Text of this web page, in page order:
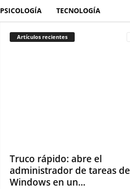
PSICOLOGÍA TECNOLOGÍA
Artículos recientes
Truco rápido: abre el
administrador de tareas de
Windows en un...